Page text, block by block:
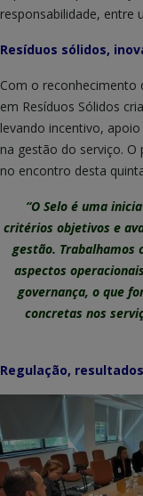
responsabilidade, entre
Resíduos sólidos,
Com o reconhecimento
em Resíduos Sólidos
levando incentivo,
na gestão do serviço.
no encontro desta
“O Selo é uma
critérios objetivos e
gestão. Trabalhamos
aspectos
governança, o que
concretas nos
Regulação,